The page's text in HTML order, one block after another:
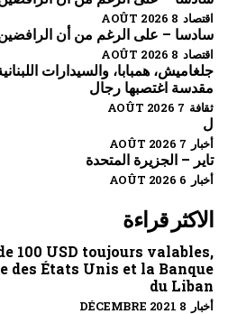
اقتصاد 8 AOÛT 2026
سادسا – على الرغم من أن
اقتصاد 8 AOÛT 2026
جلغاميش، همبابا، والسيدارات
مقدسة اغتصبها رجال
ثقافة 7 AOÛT 2026
ل
أخبار 7 AOÛT 2026
تاير – الجزيرة المتحدة
أخبار 6 AOÛT 2026
الاكثر قراءة
100 USD toujours valables,
des États Unis et la Banque
du Liban
أخبار 8 DÉCEMBRE 2021